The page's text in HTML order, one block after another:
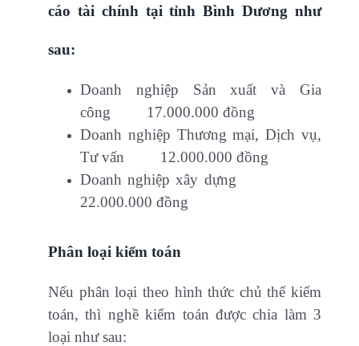
cáo tài chính tại tỉnh Bình Dương như
sau:
Doanh nghiệp Sản xuất và Gia
công 17.000.000 đồng
Doanh nghiệp Thương mại, Dịch vụ,
Tư vấn 12.000.000 đồng
Doanh nghiệp xây dựng
22.000.000 đồng
Phân loại kiểm toán
Nếu phân loại theo hình thức chủ thể kiểm
toán, thì nghề kiểm toán được chia làm 3
loại như sau: